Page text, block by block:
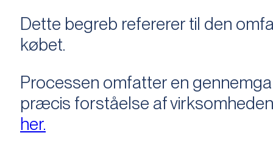
Dette begreb refererer til den
købet.
Processen omfatter en
præcis forståelse af
her.